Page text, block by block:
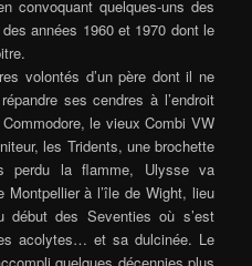
convoquant quelques-uns des
années 1960 et 1970 dont le
volontés d’un père dont il ne
ses cendres à l’endroit
le vieux Combi VW
les Tridents, une brochette
perdu la flamme, Ulysse va
Montpellier à l’île de Wight, lieu
début des Seventies où s’est
acolytes… et sa dulcinée. Le
quelques décennies plus